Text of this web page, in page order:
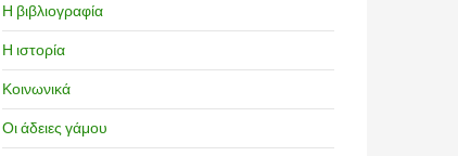
Η βιβλιογραφία
Η ιστορία
Κοινωνικά
Οι άδειες γάμου